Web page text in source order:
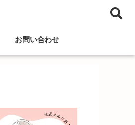
お問い合わせ